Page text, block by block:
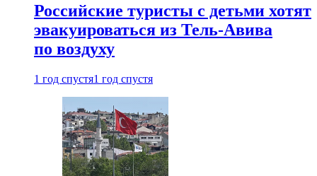
Российские туристы с детьми хотят
эвакуироваться из Тель-Авива
по воздуху
1 год спустя1 год спустя